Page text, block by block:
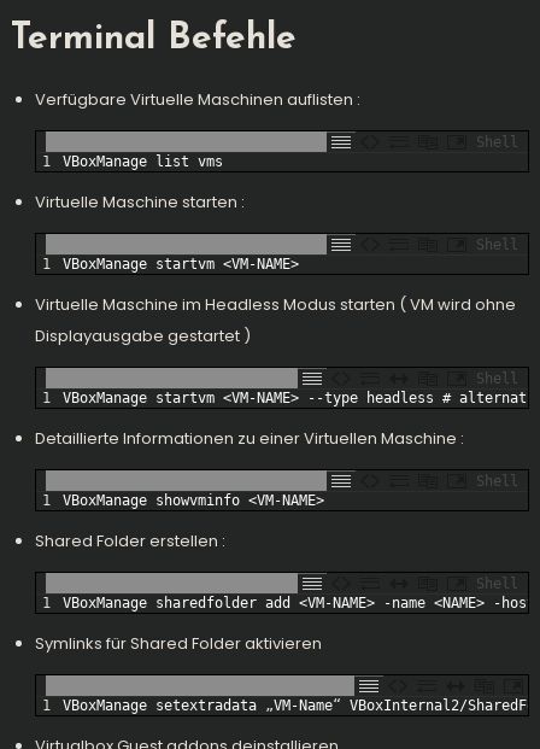
Terminal Befehle
Verfügbare Virtuelle Maschinen auflisten :
Shell
1
VBoxManage list vms
Virtuelle Maschine starten :
Shell
1
VBoxManage startvm <VM - NAME>
Virtuelle Maschine im Headless Modus starten ( VM wird ohne
Displayausgabe gestartet )
Shell
1
VBoxManage startvm <VM - NAME> --type headless # alternativ:
Detaillierte Informationen zu einer Virtuellen Maschine :
Shell
1
VBoxManage showvminfo <VM - NAME>
Shared Folder erstellen :
Shell
1
VBoxManage sharedfolder add <VM - NAME> -name <NAME> -
Symlinks für Shared Folder aktivieren
1 VBoxManage setextradata „VM - Name“ VBoxInternal2/